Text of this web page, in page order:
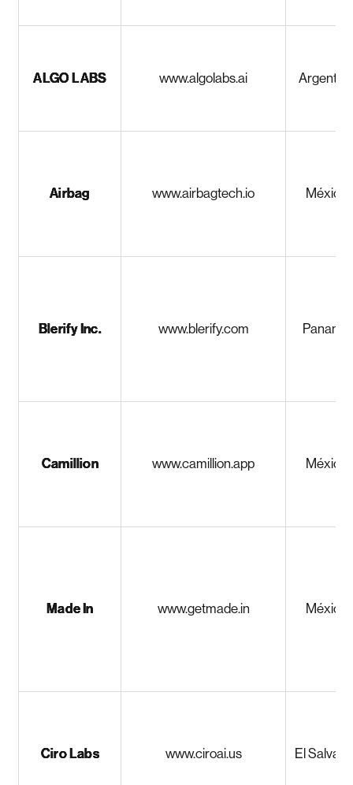
ALGO LABS www.algolabs.ai
Airbag www.airbagtech.io México
Blerify Inc. www.blerify.com Panamá
Camillion www.camillion.app México
Made In www.getmade.in México
Ciro Labs www.ciroai.us El